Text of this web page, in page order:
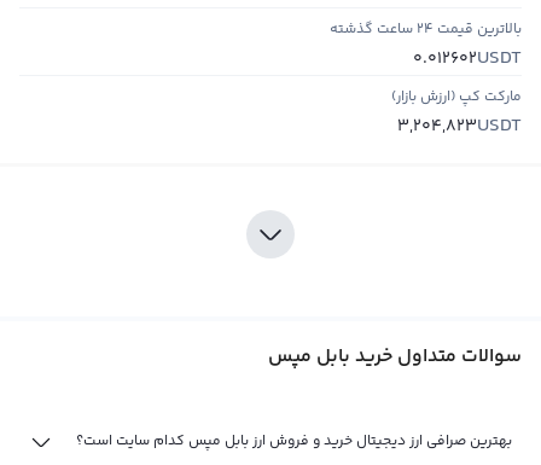
بالاترین قیمت ۲۴ ساعت گذشته
USDT
0.012602
مارکت کپ (ارزش بازار)
USDT
3,204,823
سوالات متداول خرید بابل مپس
بهترین صرافی ارز دیجیتال خرید و فروش ارز بابل مپس کدام سایت است؟